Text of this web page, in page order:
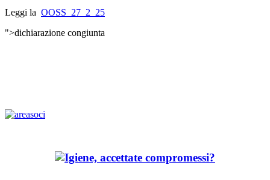
Leggi la OOSS_27_2_25
">dichiarazione congiunta